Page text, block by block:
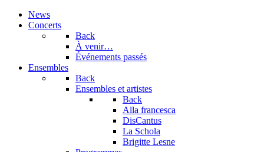
News
Concerts
Back
À venir…
Événements passés
Ensembles
Back
Ensembles et artistes
Back
Alla francesca
DisCantus
La Schola
Brigitte Lesne
précédente
précédent
suivante
suivant